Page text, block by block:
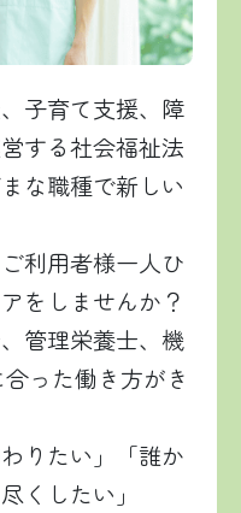
子育て支援、障
する社会福祉法
な職種で新しい
利用者様一人ひ
をしませんか？
管理栄養士、機
った働き方がき
りたい」「誰か
くしたい」